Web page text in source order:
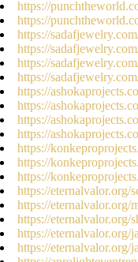
https://
https://
https://
https://
https://
https://
https://
https://
https://
https://
https://
https://
https://
https://eternalvalor.org/
https://eternalvalor.org/
https://eternalvalor.org/
https://eternalvalor.org/
https://eternalvalor.org/